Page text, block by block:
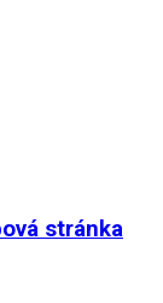
stránka